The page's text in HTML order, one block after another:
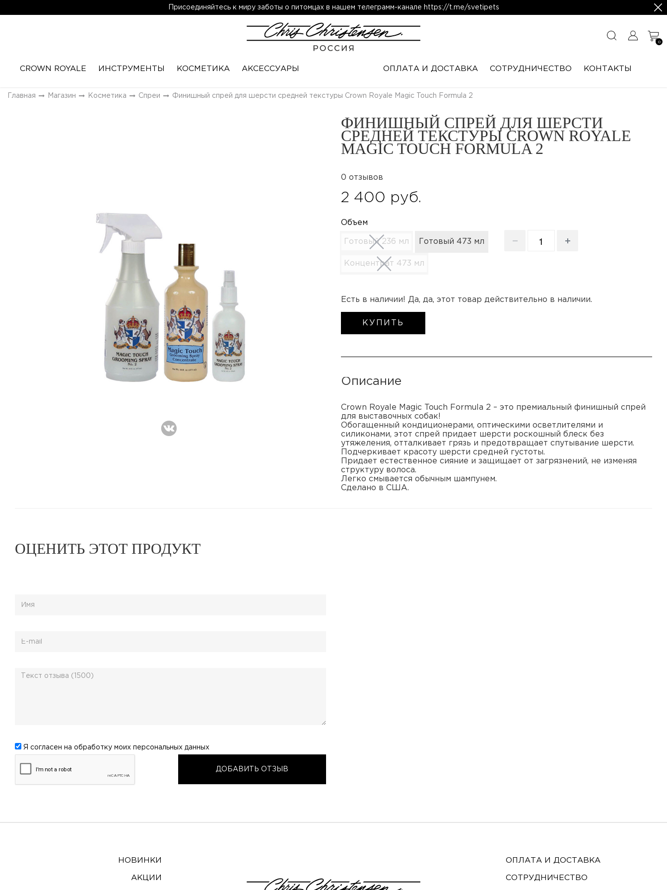
Присоединяйтесь к миру заботы о питомцах в нашем телеграмм-канале https://t.me/svetipets
0
CROWN ROYALE ИНСТРУМЕНТЫ КОСМЕТИКА АКСЕССУАРЫ ОПЛАТА И ДОСТАВКА CОТРУДНИЧЕСТВО КОНТАКТЫ
Главная Магазин Косметика Спреи Финишный спрей для шерсти средней текстуры Crown Royale Magic Touch Formula 2
ФИНИШНЫЙ СПРЕЙ ДЛЯ ШЕРСТИ
СРЕДНЕЙ ТЕКСТУРЫ CROWN ROYALE
MAGIC TOUCH FORMULA 2
0 отзывов
2 400 руб.
Объем
Готовый 236 мл Готовый 473 мл
Концентрат 473 мл
Есть в наличии! Да, да, этот товар действительно в наличии.
КУПИТЬ
Описание
Crown Royale Magic Touch Formula 2 – это премиальный финишный спрей
для выставочных собак!
Обогащенный кондиционерами, оптическими осветлителями и
силиконами, этот спрей придает шерсти роскошный блеск без
утяжеления, отталкивает грязь и предотвращает спутывание шерсти.
Подчеркивает красоту шерсти средней густоты.
Придает естественное сияние и защищает от загрязнений, не изменяя
структуру волоса.
Легко смывается обычным шампунем.
Сделано в США.
ОЦЕНИТЬ ЭТОТ ПРОДУКТ
Я согласен на обработку моих персональных данных
НОВИНКИ
АКЦИИ
ОПЛАТА И ДОСТАВКА
СОТРУДНИЧЕСТВО